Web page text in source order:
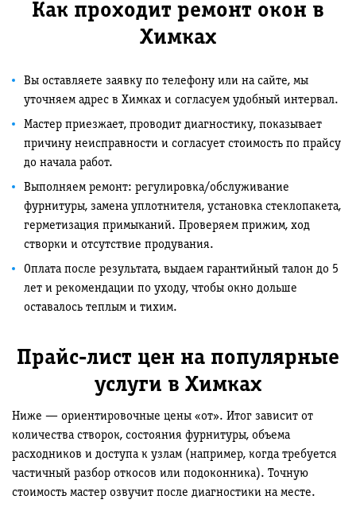
Как проходит ремонт окон в
Химках
Вы оставляете заявку по телефону или на сайте, мы
уточняем адрес в Химках и согласуем удобный интервал.
Мастер приезжает, проводит диагностику, показывает
причину неисправности и согласует стоимость по прайсу
до начала работ.
Выполняем ремонт: регулировка/обслуживание
фурнитуры, замена уплотнителя, установка стеклопакета,
герметизация примыканий. Проверяем прижим, ход
створки и отсутствие продувания.
Оплата после результата, выдаем гарантийный талон до 5
лет и рекомендации по уходу, чтобы окно дольше
оставалось теплым и тихим.
Прайс-лист цен на популярные
услуги в Химках
Ниже — ориентировочные цены «от». Итог зависит от
количества створок, состояния фурнитуры, объема
расходников и доступа к узлам (например, когда требуется
частичный разбор откосов или подоконника). Точную
стоимость мастер озвучит после диагностики на месте.